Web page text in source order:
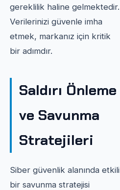
gereklilik haline gelmektedir.
Verilerinizi güvenle imha
etmek, markanız için kritik
bir adımdır.
Saldırı Önleme
ve Savunma
Stratejileri
Siber güvenlik alanında etkili
bir savunma stratejisi